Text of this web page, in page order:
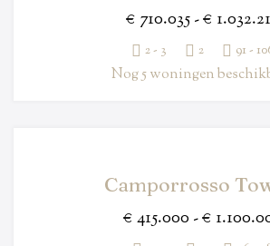
€ 710.035 - €
2 - 3 2 91 -
Nog 5 woningen
Camporrosso
€ 415.000 - €